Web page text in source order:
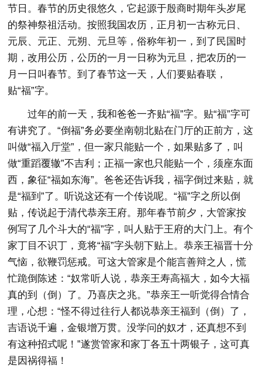
节日。春节的历史很悠久，它起源于殷商时期年头岁尾
的祭神祭祖活动。按照我国农历，正月初一古称元日、
元辰、元正、元朔、元旦等，俗称年初一，到了民国时
期，改用公历，公历的一月一日称为元旦，把农历的一
月一日叫春节。到了春节这一天，人们要贴春联，
贴“福”字。
过年的前一天，我和爸爸一齐贴“福”字。贴“福”字可
有讲究了。“倒福”务必要坐南朝北贴在门厅的正前方，这
叫做“福入厅堂”，但一家只能贴一个，如果贴多了，叫
做“重蹈覆辙”不吉利；正福一家也只能贴一个，须座东面
西，象征“福如东海”。爸爸还告诉我，福字倒过来贴，就
是“福到”了。听说这还有一个传说呢。“福”字之所以倒
贴，传说起于清代恭亲王府。那年春节前夕，大管家按
例写了几个斗大的“福”字，叫人贴于王府的大门上。有个
家丁目不识丁，竟将“福”字头朝下贴上。恭亲王福晋十分
气恼，欲鞭罚惩戒。可这大管家是个能言善辩之人，慌
忙跪倒陈述：“奴常听人说，恭亲王寿高福大，如今大福
真的到（倒）了。乃喜庆之兆。”恭亲王一听觉得合情合
理，心想：“怪不得过往行人都说恭亲王福到（倒）了，
吉语说千遍，金银增万贯。没学问的奴才，还真想不到
有这种招式呢！”遂赏管家和家丁各五十两银子，这可真
是因祸得福！